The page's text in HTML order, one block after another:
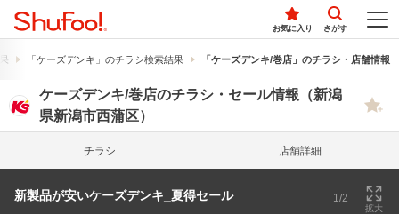
お気に入り さがす
「ケーズデンキ」のチラシ検索結果 「ケーズデンキ/巻店」のチラシ・店舗情報
ケーズデンキ/巻店のチラシ・セール情報（新潟
県新潟市西蒲区）
チラシ 店舗詳細
新製品が安いケーズデンキ_夏得セール 1/2
拡大